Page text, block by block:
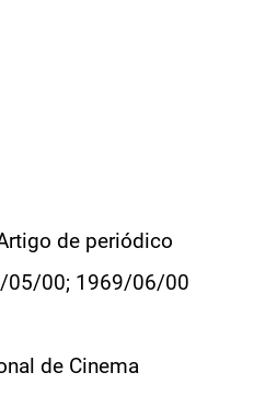
de periódico
05/00; 1969/06/00
de Cinema